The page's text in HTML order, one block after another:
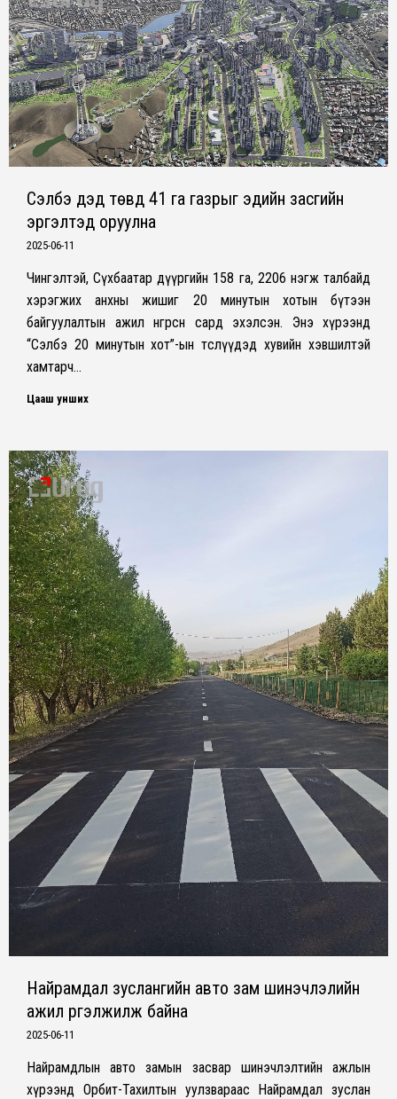
Сэлбэ дэд төвд 41 га газрыг эдийн засгийн
эргэлтэд оруулна
2025-06-11
Чингэлтэй, Сүхбаатар дүүргийн 158 га, 2206 нэгж талбайд
хэрэгжих анхны жишиг 20 минутын хотын бүтээн
байгуулалтын ажил өнгөрсөн сард эхэлсэн. Энэ хүрээнд
“Сэлбэ 20 минутын хот”-ын төслүүдэд хувийн хэвшилтэй
хамтарч…
Цааш унших
Найрамдал зуслангийн авто зам шинэчлэлийн
ажил үргэлжилж байна
2025-06-11
Найрамдлын авто замын засвар шинэчлэлтийн ажлын
хүрээнд Орбит-Тахилтын уулзвараас Найрамдал зуслан